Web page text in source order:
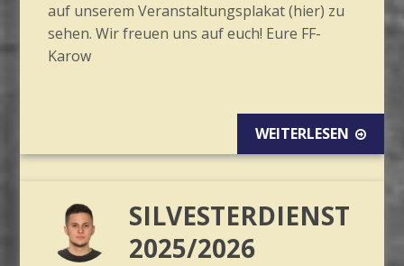
auf unserem Veranstaltungsplakat (hier) zu
sehen. Wir freuen uns auf euch! Eure FF-
Karow
WEITERLESEN
SILVESTERDIENST
2025/2026